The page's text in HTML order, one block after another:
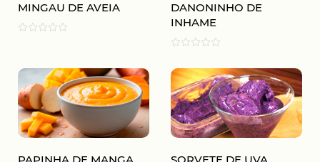
MINGAU DE AVEIA
DANONINHO DE
INHAME